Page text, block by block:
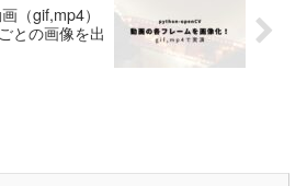
（gif,mp4）
との画像を出